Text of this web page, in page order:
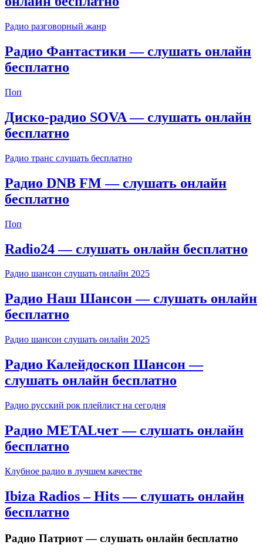
Радио разговорный жанр
Радио Фантастики — слушать онлайн
бесплатно
Поп
Диско-радио SOVA — слушать онлайн
бесплатно
Радио транс слушать бесплатно
Радио DNB FM — слушать онлайн
бесплатно
Поп
Radio24 — слушать онлайн бесплатно
Радио шансон слушать онлайн 2025
Радио Наш Шансон — слушать онлайн
бесплатно
Радио шансон слушать онлайн 2025
Радио Калейдоскоп Шансон —
слушать онлайн бесплатно
Радио русский рок плейлист на сегодня
Радио METALчет — слушать онлайн
бесплатно
Клубное радио в лучшем качестве
Ibiza Radios – Hits — слушать онлайн
бесплатно
Радио Патриот — слушать онлайн бесплатно